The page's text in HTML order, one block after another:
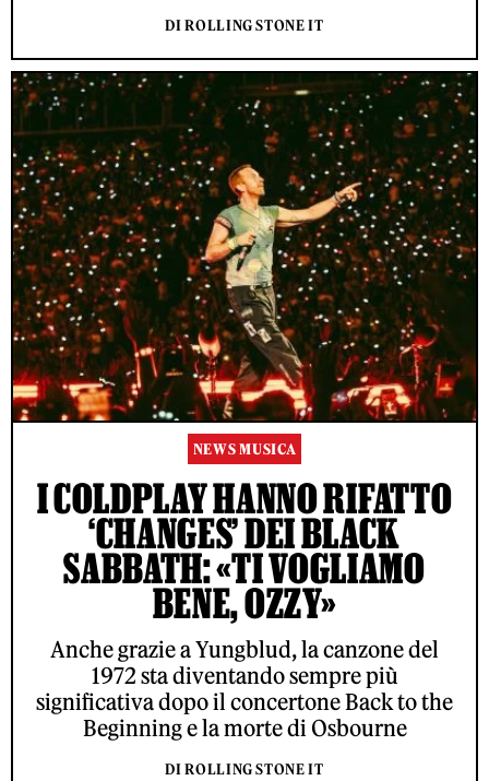
DI ROLLING STONE IT
NEWS MUSICA
I COLDPLAY HANNO RIFATTO
‘CHANGES’ DEI BLACK
SABBATH: «TI VOGLIAMO
BENE, OZZY»
Anche grazie a Yungblud, la canzone del
1972 sta diventando sempre più
significativa dopo il concertone Back to the
Beginning e la morte di Osbourne
DI ROLLING STONE IT